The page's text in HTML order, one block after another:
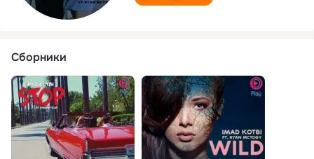
Сборники